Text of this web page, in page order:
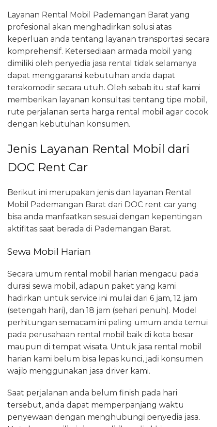
Layanan Rental Mobil Pademangan Barat yang
profesional akan menghadirkan solusi atas
keperluan anda tentang layanan transportasi secara
komprehensif. Ketersediaan armada mobil yang
dimiliki oleh penyedia jasa rental tidak selamanya
dapat menggaransi kebutuhan anda dapat
terakomodir secara utuh. Oleh sebab itu staf kami
memberikan layanan konsultasi tentang tipe mobil,
rute perjalanan serta harga rental mobil agar cocok
dengan kebutuhan konsumen.
Jenis Layanan Rental Mobil dari
DOC Rent Car
Berikut ini merupakan jenis dan layanan Rental
Mobil Pademangan Barat dari DOC rent car yang
bisa anda manfaatkan sesuai dengan kepentingan
aktifitas saat berada di Pademangan Barat.
Sewa Mobil Harian
Secara umum rental mobil harian mengacu pada
durasi sewa mobil, adapun paket yang kami
hadirkan untuk service ini mulai dari 6 jam, 12 jam
(setengah hari), dan 18 jam (sehari penuh). Model
perhitungan semacam ini paling umum anda temui
pada perusahaan rental mobil baik di kota besar
maupun di tempat wisata. Untuk jasa rental mobil
harian kami belum bisa lepas kunci, jadi konsumen
wajib menggunakan jasa driver kami.
Saat perjalanan anda belum finish pada hari
tersebut, anda dapat memperpanjang waktu
penyewaan dengan menghubungi penyedia jasa.